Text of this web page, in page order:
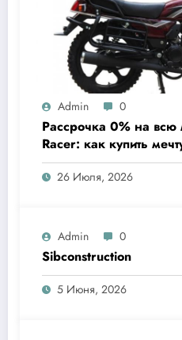
Admin 0
Рассрочка 0% на всю
Racer: как купить
26 Июля, 2026
Admin 0
Sibconstruction
5 Июня, 2026